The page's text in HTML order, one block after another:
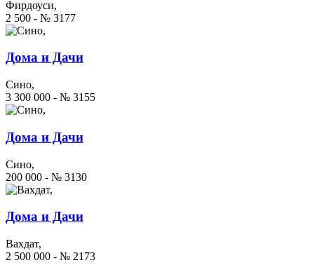
Фирдоуси,
2 500 - № 3177
Дома и Дачи
Сино,
3 300 000 - № 3155
Дома и Дачи
Сино,
200 000 - № 3130
Дома и Дачи
Вахдат,
2 500 000 - № 2173